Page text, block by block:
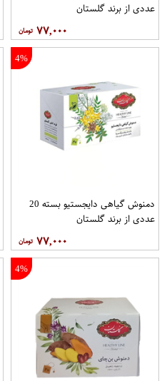
عددی از برند گلستان
۷۷,۰۰۰
4%
دمنوش گیاهی دایجستیو بسته 20
عددی از برند گلستان
۷۷,۰۰۰
4%